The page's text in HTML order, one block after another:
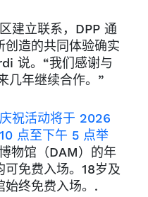
建立联系，DPP 通
造的共同体验确实
说。“我们感谢与
几年继续合作。”
祝活动将于 2026
点至下午 5 点举
物馆（DAM）的年
免费入场。18岁及
始终免费入场。.